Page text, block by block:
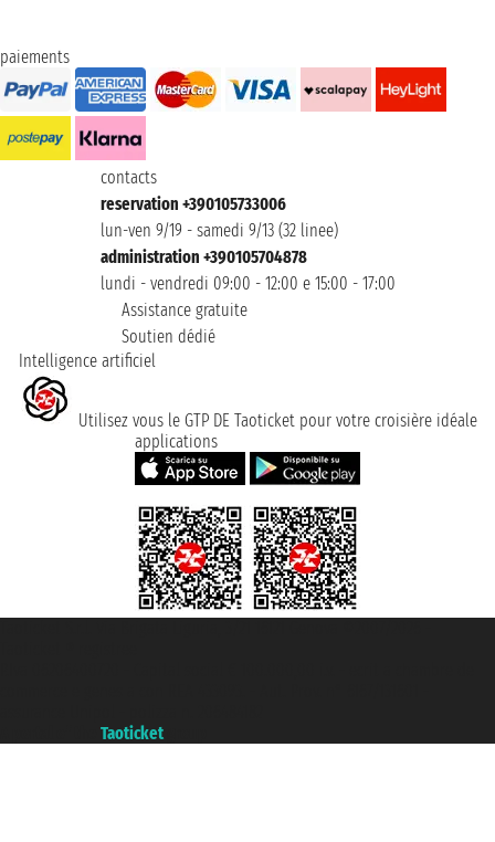
paiements
contacts
reservation +390105733006
lun-ven 9/19 - samedi 9/13 (32 linee)
administration +390105704878
lundi - vendredi 09:00 - 12:00 e 15:00 - 17:00
Assistance gratuite
Soutien dédié
Intelligence artificiel
Utilisez vous le GTP DE Taoticket pour votre croisière idéale
applications
Taoticket